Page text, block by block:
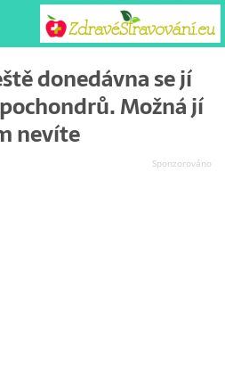
donedávna se jí
Možná jí
nevíte